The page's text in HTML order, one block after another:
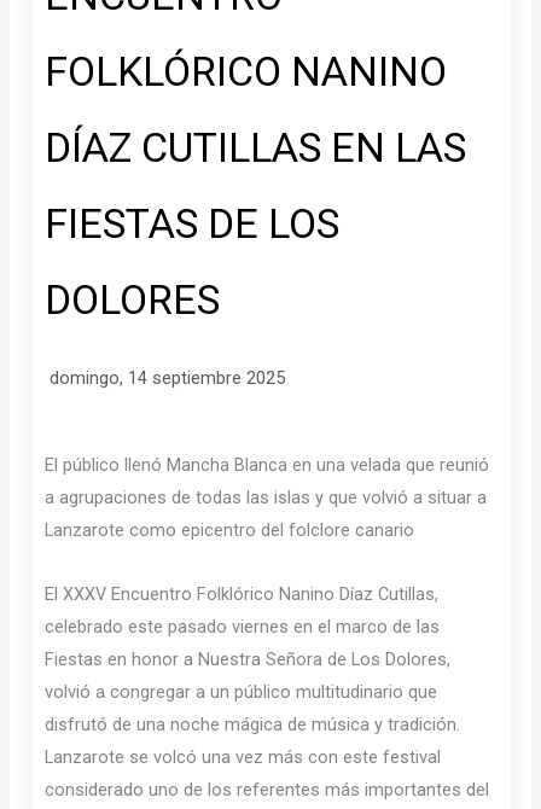
FOLKLÓRICO NANINO
DÍAZ CUTILLAS EN LAS
FIESTAS DE LOS
DOLORES
domingo, 14 septiembre 2025
El público llenó Mancha Blanca en una velada que reunió
a agrupaciones de todas las islas y que volvió a situar a
Lanzarote como epicentro del folclore canario
El XXXV Encuentro Folklórico Nanino Díaz Cutillas,
celebrado este pasado viernes en el marco de las
Fiestas en honor a Nuestra Señora de Los Dolores,
volvió a congregar a un público multitudinario que
disfrutó de una noche mágica de música y tradición.
Lanzarote se volcó una vez más con este festival
considerado uno de los referentes más importantes del